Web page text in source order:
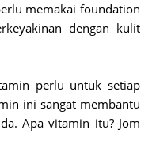
memakai foundation
dengan kulit
perlu untuk setiap
ini sangat membantu
Apa vitamin itu? Jom